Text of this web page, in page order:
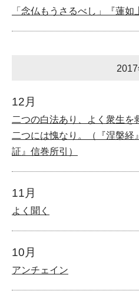
「念仏もうさるべし」『蓮如
12月
二つの白法あり、よく衆生を
二つには愧なり。（『涅槃経
証』信巻所引）
11月
よく聞く
10月
アンチェイン